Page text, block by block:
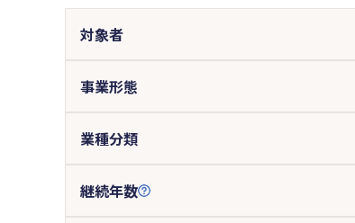
対象者
事業形態
業種分類
継続年数